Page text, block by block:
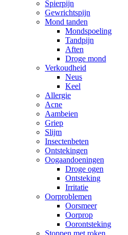
Spierpijn
Gewrichtspijn
Mond tanden
Mondspoeling
Tandpijn
Aften
Droge mond
Verkoudheid
Neus
Keel
Allergie
Acne
Aambeien
Griep
Slijm
Insectenbeten
Ontstekingen
Oogaandoeningen
Droge ogen
Ontsteking
Irritatie
Oorproblemen
Oorsmeer
Oorprop
Oorontsteking
Stoppen met roken